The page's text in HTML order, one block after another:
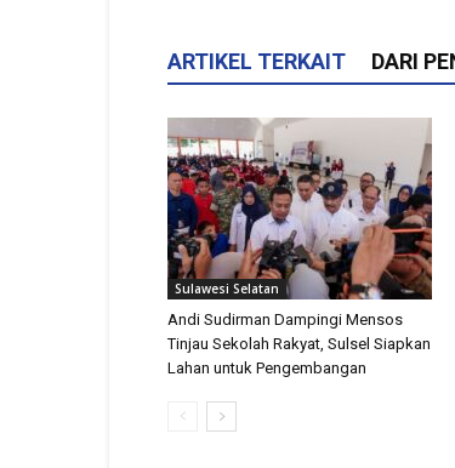
ARTIKEL TERKAIT DARI
Sulawesi Selatan
Andi Sudirman Dampingi Mensos
Tinjau Sekolah Rakyat, Sulsel Siapkan
Lahan untuk Pengembangan